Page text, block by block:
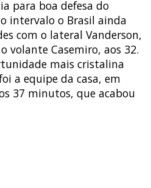
para boa defesa do
intervalo o Brasil ainda
com o lateral Vanderson,
volante Casemiro, aos 32.
mais cristalina
a equipe da casa, em
37 minutos, que acabou